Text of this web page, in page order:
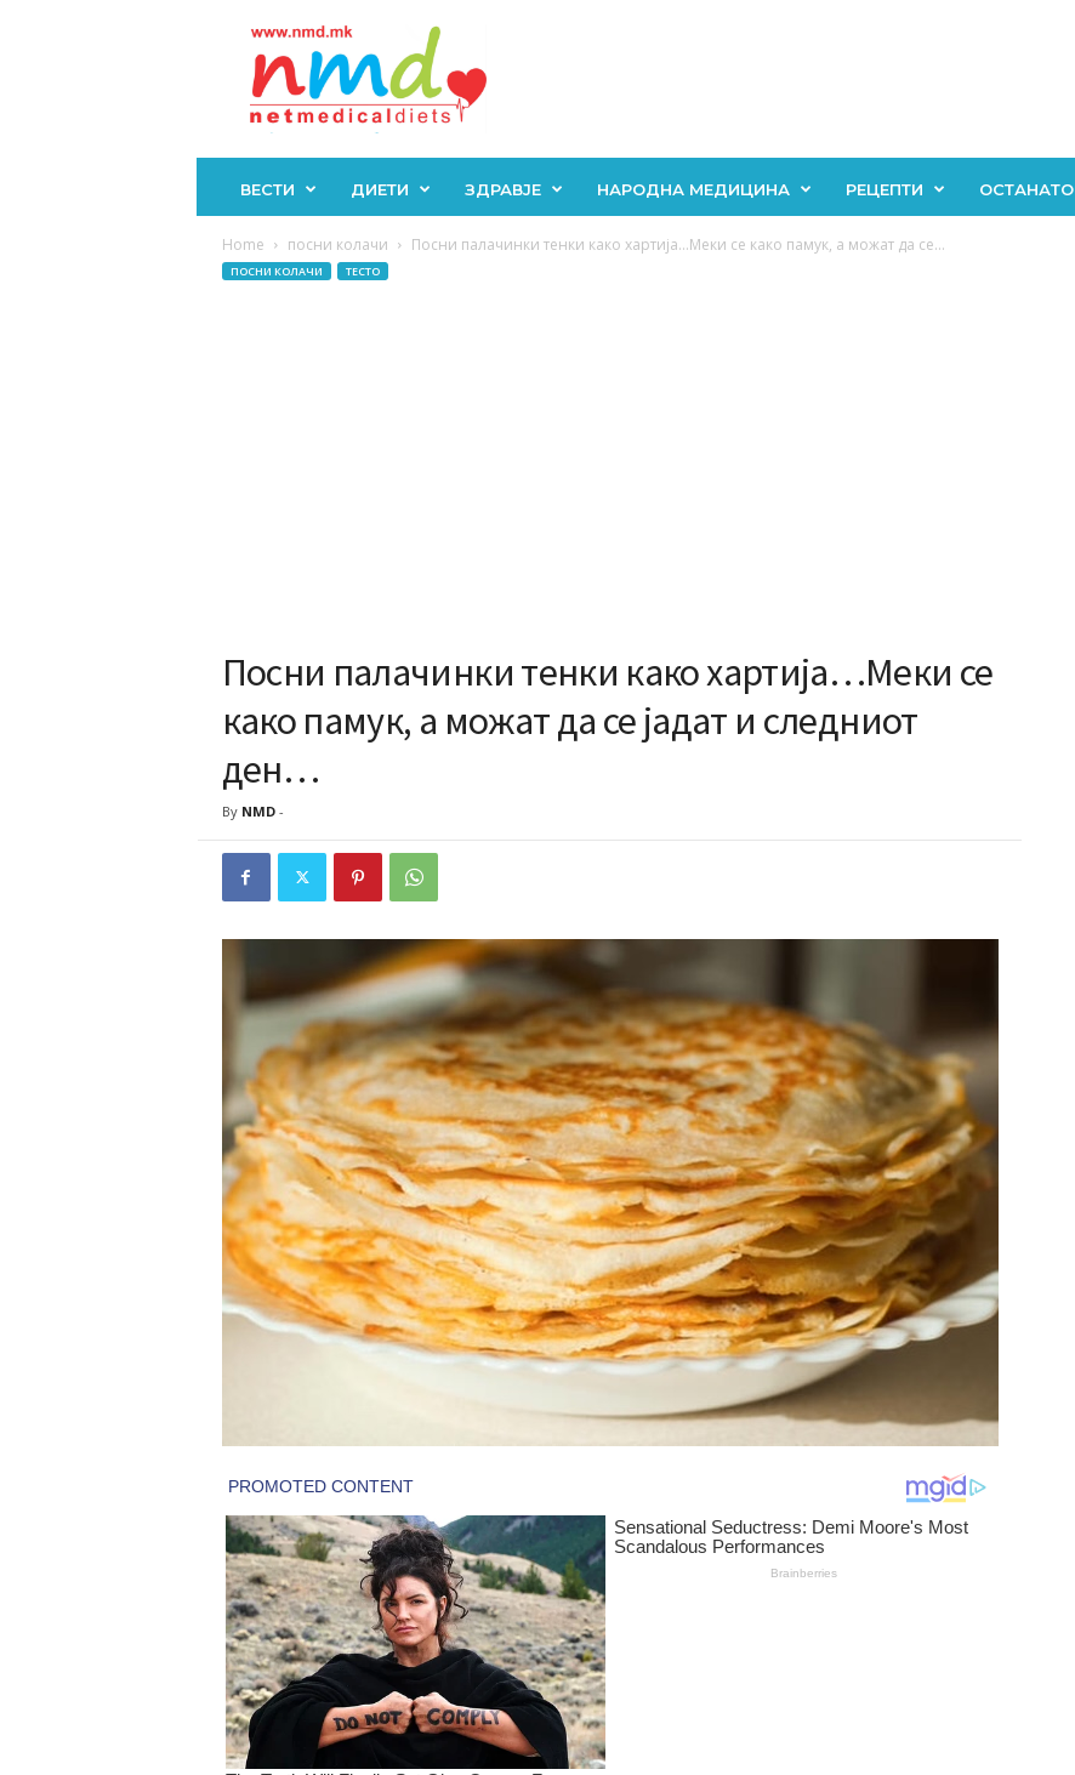
ВЕСТИ ДИЕТИ ЗДРАВЈЕ НАРОДНА МЕДИЦИНА РЕЦЕПТИ ОСТАНАТО
Home посни колачи Посни палачинки тенки како хартија…Меки се како памук, а можат да се...
ПОСНИ КОЛАЧИ ТЕСТО
Посни палачинки тенки како хартија…Меки се
како памук, а можат да се јадат и следниот
ден…
By NMD-